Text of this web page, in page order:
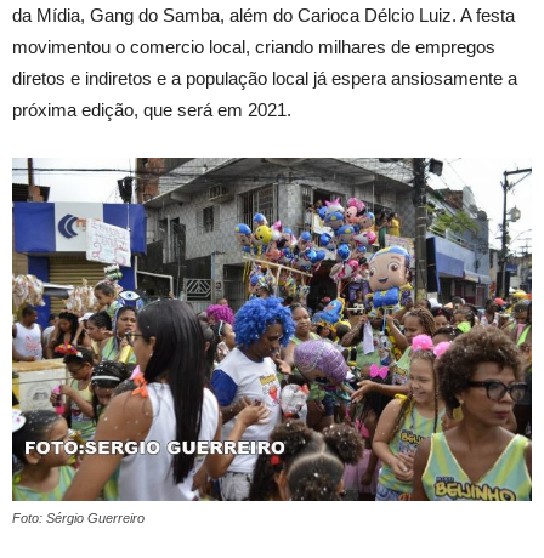
da Mídia, Gang do Samba, além do Carioca Délcio Luiz. A festa
movimentou o comercio local, criando milhares de empregos
diretos e indiretos e a população local já espera ansiosamente a
próxima edição, que será em 2021.
Foto: Sérgio Guerreiro